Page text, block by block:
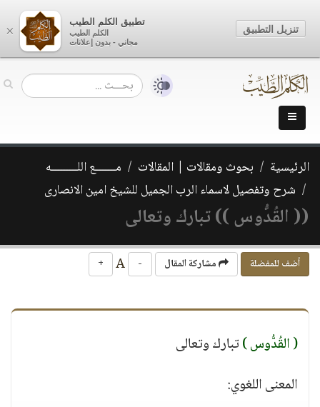
الرئيسية بحوث ومقالات | المقالات
مـــــــع اللـــــــــه
شرح وتفصيل لاسماء الرب الجميل للشيخ امين الانصارى
(( القُدُّوس )) تبارك وتعالى
أضف للمفضلة مشاركة المقال -
+
( القُدُّوس )تبارك وتعالى
المعنى اللغوي:
×
تطبيق الكلم الطيب
الكلم الطيب
مجاني - بدون إعلانات
تنزيل التطبيق